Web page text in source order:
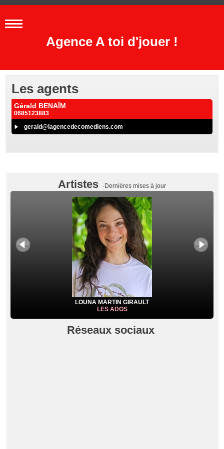
Agence A toi d'jouer !
Les agents
Gérald BENAÏM
0685123883
gerald@lagencedecomediens.com
Artistes -Dernières mises à jour
LOUNA MARTIN GIRAULT
LES ADOS
Réseaux sociaux